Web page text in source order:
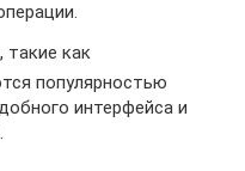
такие как
популярностью
интерфейса и